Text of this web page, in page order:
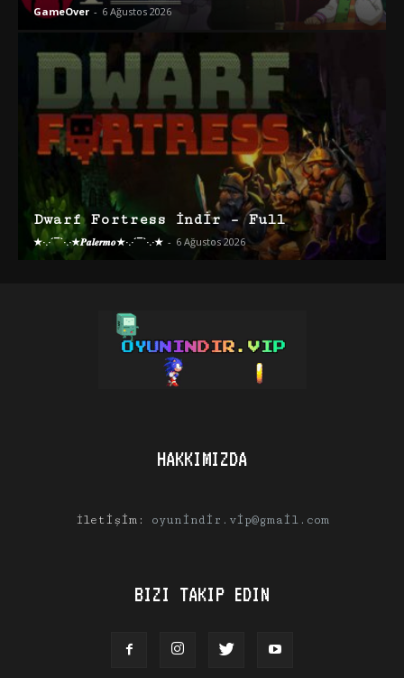
GameOver - 6 Ağustos 2026
Dwarf Fortress İndir – Full
★·.·´¯`·.·★𝑷𝒂𝒍𝒆𝒓𝒎𝒐★·.·´¯`·.·★ - 6 Ağustos 2026
HAKKIMIZDA
İletişim: oyunindir.vip@gmail.com
BIZI TAKIP EDIN